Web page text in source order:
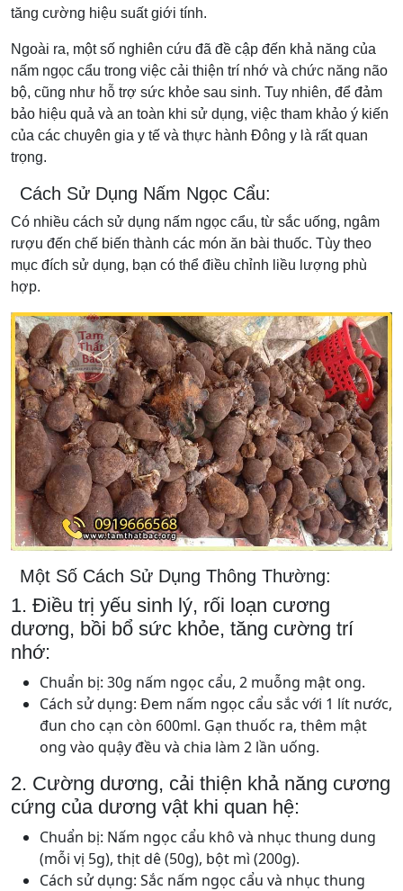
tăng cường hiệu suất giới tính.
Ngoài ra, một số nghiên cứu đã đề cập đến khả năng của
nấm ngọc cẩu trong việc cải thiện trí nhớ và chức năng não
bộ, cũng như hỗ trợ sức khỏe sau sinh. Tuy nhiên, để đảm
bảo hiệu quả và an toàn khi sử dụng, việc tham khảo ý kiến ​​
của các chuyên gia y tế và thực hành Đông y là rất quan
trọng.
Cách Sử Dụng Nấm Ngọc Cẩu:
Có nhiều cách sử dụng nấm ngọc cẩu, từ sắc uống, ngâm
rượu đến chế biến thành các món ăn bài thuốc. Tùy theo
mục đích sử dụng, bạn có thể điều chỉnh liều lượng phù
hợp.
Một Số Cách Sử Dụng Thông Thường:
1. Điều trị yếu sinh lý, rối loạn cương
dương, bồi bổ sức khỏe, tăng cường trí
nhớ:
Chuẩn bị: 30g nấm ngọc cẩu, 2 muỗng mật ong.
Cách sử dụng: Đem nấm ngọc cẩu sắc với 1 lít nước,
đun cho cạn còn 600ml. Gạn thuốc ra, thêm mật
ong vào quậy đều và chia làm 2 lần uống.
2. Cường dương, cải thiện khả năng cương
cứng của dương vật khi quan hệ:
Chuẩn bị: Nấm ngọc cẩu khô và nhục thung dung
(mỗi vị 5g), thịt dê (50g), bột mì (200g).
Cách sử dụng: Sắc nấm ngọc cẩu và nhục thung